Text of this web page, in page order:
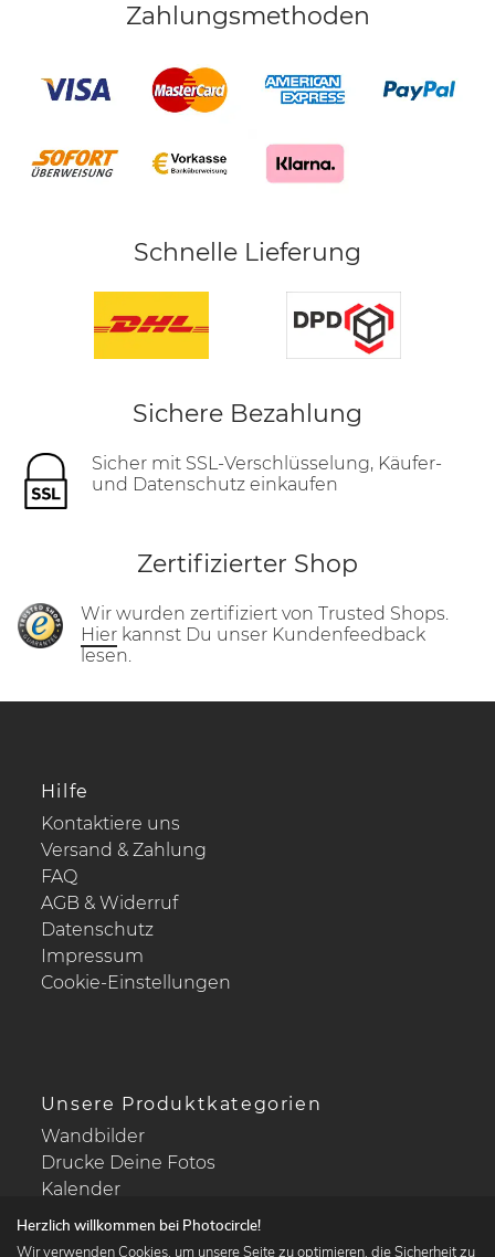
Zahlungsmethoden
Schnelle Lieferung
Sichere Bezahlung
Sicher mit SSL-Verschlüsselung, Käufer-
und Datenschutz einkaufen
Zertifizierter Shop
Wir wurden zertifiziert von Trusted Shops.
Hier kannst Du unser Kundenfeedback
lesen.
Hilfe
Kontaktiere uns
Versand & Zahlung
FAQ
AGB & Widerruf
Datenschutz
Impressum
Cookie-Einstellungen
Unsere Produktkategorien
Wandbilder
Drucke Deine Fotos
Kalender
Herzlich willkommen bei Photocircle!
Wir verwenden Cookies, um unsere Seite zu optimieren, die Sicherheit zu